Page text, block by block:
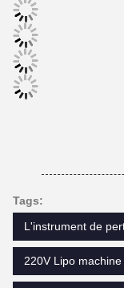
Tags:
L'instrument de
220V Lipo